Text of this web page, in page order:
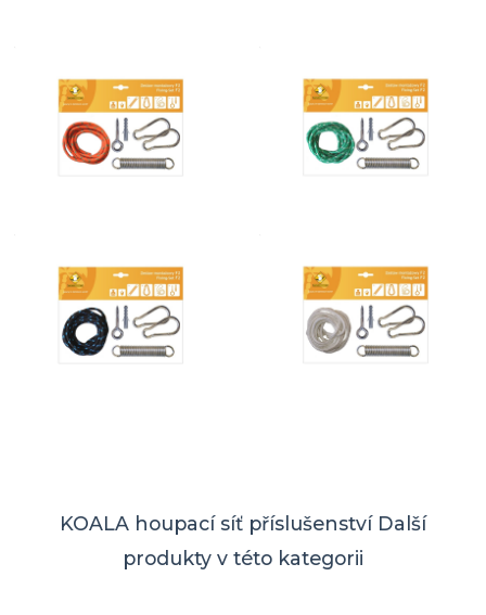
KOALA houpací síť příslušenství Další
produkty v této kategorii